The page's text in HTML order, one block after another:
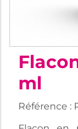
ml
Référence :